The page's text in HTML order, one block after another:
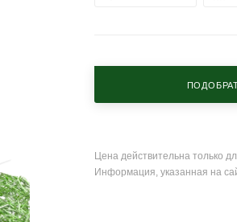
Цена действительна только
Информация, указанная на